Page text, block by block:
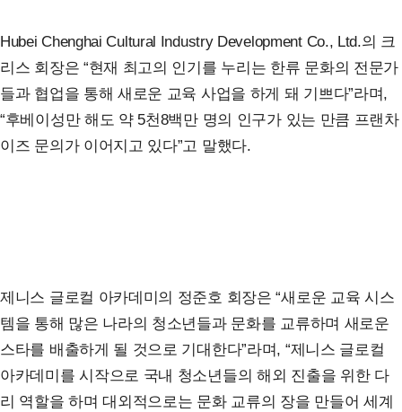
Hubei Chenghai Cultural Industry Development Co., Ltd.의 크
리스 회장은 “현재 최고의 인기를 누리는 한류 문화의 전문가
들과 협업을 통해 새로운 교육 사업을 하게 돼 기쁘다”라며,
“후베이성만 해도 약 5천8백만 명의 인구가 있는 만큼 프랜차
이즈 문의가 이어지고 있다”고 말했다.
제니스 글로컬 아카데미의 정준호 회장은 “새로운 교육 시스
템을 통해 많은 나라의 청소년들과 문화를 교류하며 새로운
스타를 배출하게 될 것으로 기대한다”라며, “제니스 글로컬
아카데미를 시작으로 국내 청소년들의 해외 진출을 위한 다
리 역할을 하며 대외적으로는 문화 교류의 장을 만들어 세계